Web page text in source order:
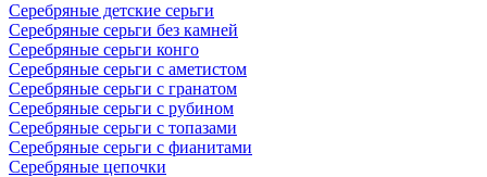
Серебряные детские серьги
Серебряные серьги без камней
Серебряные серьги конго
Серебряные серьги с аметистом
Серебряные серьги с гранатом
Серебряные серьги с рубином
Серебряные серьги с топазами
Серебряные серьги с фианитами
Серебряные цепочки